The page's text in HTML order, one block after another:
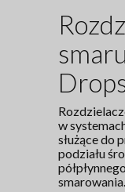
w
służące do
podziału
smarowania.